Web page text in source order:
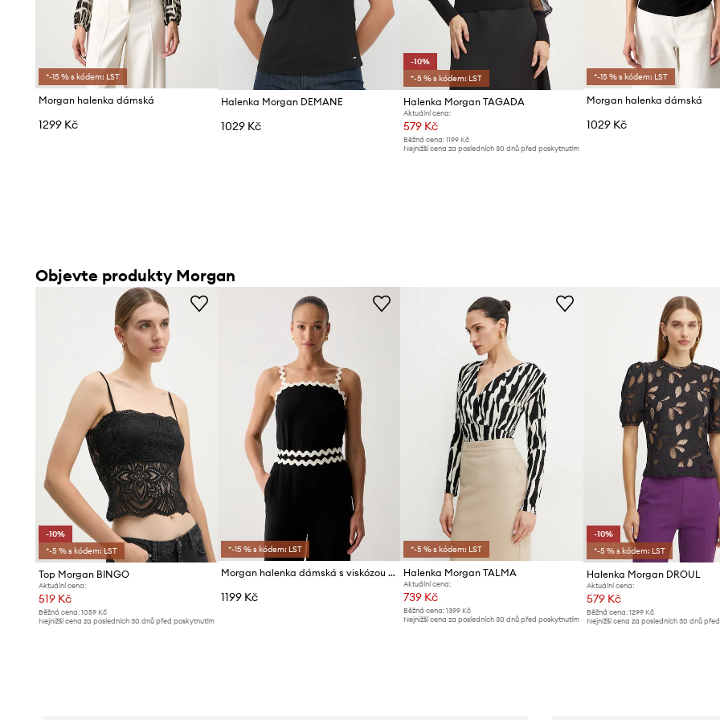
*-15 % s kódem: LST
Morgan halenka dámská
1299 Kč
Halenka Morgan DEMANE
1029 Kč
-10%
*-5 % s kódem: LST
Halenka Morgan TAGADA
Aktuální cena:
579 Kč
Běžná cena: 1199 Kč
Nejnižší cena za posledních 30 dnů před poskytnutím
*-15 % s kódem: LST
Morgan halenka dámská
1029 Kč
Objevte produkty Morgan
-10%
*-5 % s kódem: LST
Top Morgan BINGO
Aktuální cena:
519 Kč
Běžná cena: 1059 Kč
Nejnižší cena za posledních 30 dnů před poskytnutím
*-15 % s kódem: LST
Morgan halenka dámská s viskózou OPA
1199 Kč
*-5 % s kódem: LST
Halenka Morgan TALMA
Aktuální cena:
739 Kč
Běžná cena: 1399 Kč
Nejnižší cena za posledních 30 dnů před poskytnutím
-10%
*-5 % s kódem: LST
Halenka Morgan DROUL
Aktuální cena:
579 Kč
Běžná cena: 1299 Kč
Nejnižší cena za posledních 30 dnů